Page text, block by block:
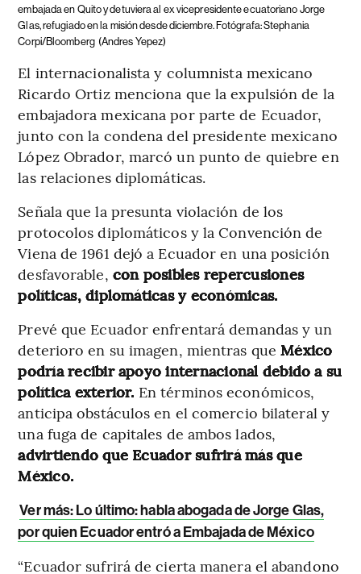
embajada en Quito y detuviera al ex vicepresidente ecuatoriano Jorge
Glas, refugiado en la misión desde diciembre. Fotógrafa: Stephania
Corpi/Bloomberg (Andres Yepez)
El internacionalista y columnista mexicano
Ricardo Ortiz menciona que la expulsión de la
embajadora mexicana por parte de Ecuador,
junto con la condena del presidente mexicano
López Obrador, marcó un punto de quiebre en
las relaciones diplomáticas.
Señala que la presunta violación de los
protocolos diplomáticos y la Convención de
Viena de 1961 dejó a Ecuador en una posición
desfavorable, con posibles repercusiones
políticas, diplomáticas y económicas.
Prevé que Ecuador enfrentará demandas y un
deterioro en su imagen, mientras queMéxico
podría recibir apoyo internacional debido a su
política exterior. En términos económicos,
anticipa obstáculos en el comercio bilateral y
una fuga de capitales de ambos lados,
advirtiendo que Ecuador sufrirá más que
México.
Ver más: Lo último: habla abogada de Jorge Glas,
por quien Ecuador entró a Embajada de México
“Ecuador sufrirá de cierta manera el abandono